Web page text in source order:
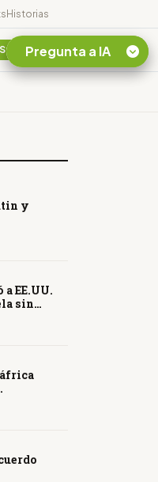
Historias
Suscribirse
y
EE.UU.
sin
Pregunta a IA